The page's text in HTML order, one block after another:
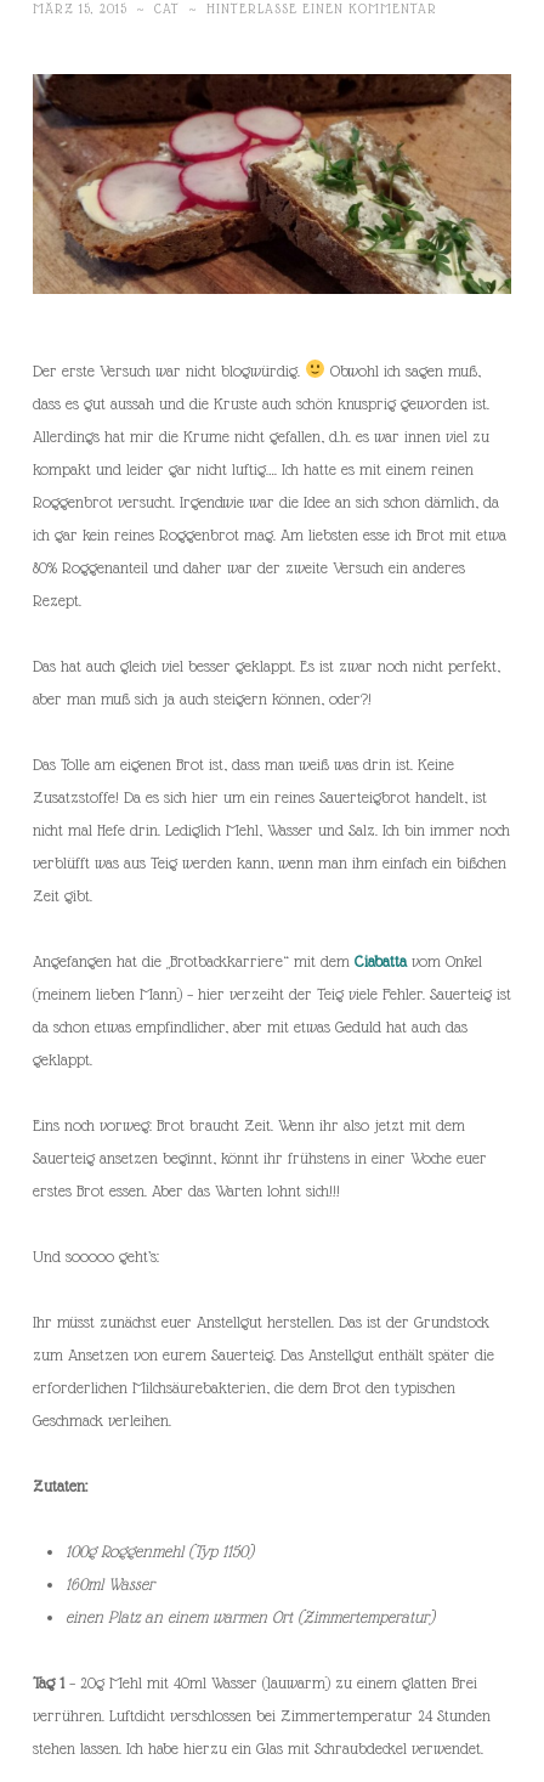
MÄRZ 15, 2015 ~ CAT ~ HINTERLASSE EINEN KOMMENTAR
Der erste Versuch war nicht blogwürdig.
Obwohl ich sagen muß,
dass es gut aussah und die Kruste auch schön knusprig geworden ist.
Allerdings hat mir die Krume nicht gefallen, d.h. es war innen viel zu
kompakt und leider gar nicht luftig…. Ich hatte es mit einem reinen
Roggenbrot versucht. Irgendwie war die Idee an sich schon dämlich, da
ich gar kein reines Roggenbrot mag. Am liebsten esse ich Brot mit etwa
80% Roggenanteil und daher war der zweite Versuch ein anderes
Rezept.
Das hat auch gleich viel besser geklappt. Es ist zwar noch nicht perfekt,
aber man muß sich ja auch steigern können, oder?!
Das Tolle am eigenen Brot ist, dass man weiß was drin ist. Keine
Zusatzstoffe! Da es sich hier um ein reines Sauerteigbrot handelt, ist
nicht mal Hefe drin. Lediglich Mehl, Wasser und Salz. Ich bin immer noch
verblüfft was aus Teig werden kann, wenn man ihm einfach ein bißchen
Zeit gibt.
Angefangen hat die „Brotbackkarriere“ mit dem Ciabatta vom Onkel
(meinem lieben Mann) – hier verzeiht der Teig viele Fehler. Sauerteig ist
da schon etwas empfindlicher, aber mit etwas Geduld hat auch das
geklappt.
Eins noch vorweg: Brot braucht Zeit. Wenn ihr also jetzt mit dem
Sauerteig ansetzen beginnt, könnt ihr frühstens in einer Woche euer
erstes Brot essen. Aber das Warten lohnt sich!!!
Und sooooo geht’s:
Ihr müsst zunächst euer Anstellgut herstellen. Das ist der Grundstock
zum Ansetzen von eurem Sauerteig. Das Anstellgut enthält später die
erforderlichen Milchsäurebakterien, die dem Brot den typischen
Geschmack verleihen.
Zutaten:
100g Roggenmehl (Typ 1150)
160ml Wasser
einen Platz an einem warmen Ort (Zimmertemperatur)
Tag 1 – 20g Mehl mit 40ml Wasser (lauwarm) zu einem glatten Brei
verrühren. Luftdicht verschlossen bei Zimmertemperatur 24 Stunden
stehen lassen. Ich habe hierzu ein Glas mit Schraubdeckel verwendet.